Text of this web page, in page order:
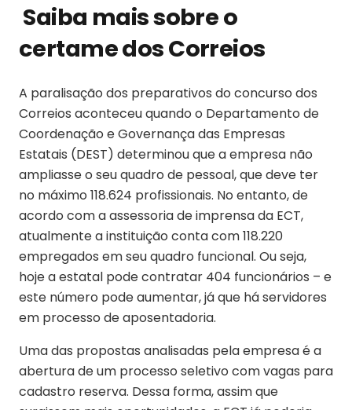
Saiba mais sobre o
certame dos Correios
A paralisação dos preparativos do concurso dos
Correios aconteceu quando o Departamento de
Coordenação e Governança das Empresas
Estatais (DEST) determinou que a empresa não
ampliasse o seu quadro de pessoal, que deve ter
no máximo 118.624 profissionais. No entanto, de
acordo com a assessoria de imprensa da ECT,
atualmente a instituição conta com 118.220
empregados em seu quadro funcional. Ou seja,
hoje a estatal pode contratar 404 funcionários – e
este número pode aumentar, já que há servidores
em processo de aposentadoria.
Uma das propostas analisadas pela empresa é a
abertura de um processo seletivo com vagas para
cadastro reserva. Dessa forma, assim que